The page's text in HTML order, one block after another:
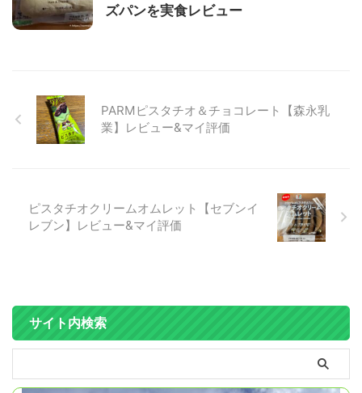
ズパンを実食レビュー
PARMピスタチオ＆チョコレート【森永乳
業】レビュー&マイ評価
ピスタチオクリームオムレット【セブンイ
レブン】レビュー&マイ評価
サイト内検索